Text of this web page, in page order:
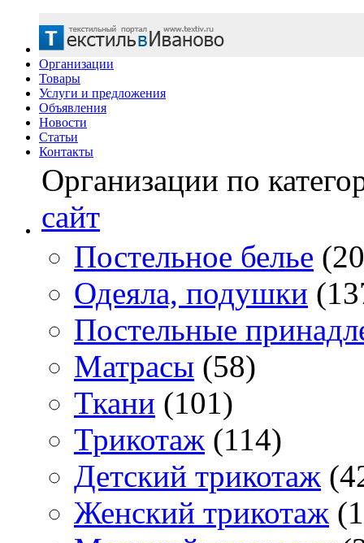
Организации
Товары
Услуги и предложения
Объявления
Новости
Статьи
Контакты
Организации по
сайт
Постельное белье
Одеяла, подушки
Постельные
Матраcы (58)
Ткани (101)
Трикотаж (114)
Детский трикотаж
Женский трикотаж